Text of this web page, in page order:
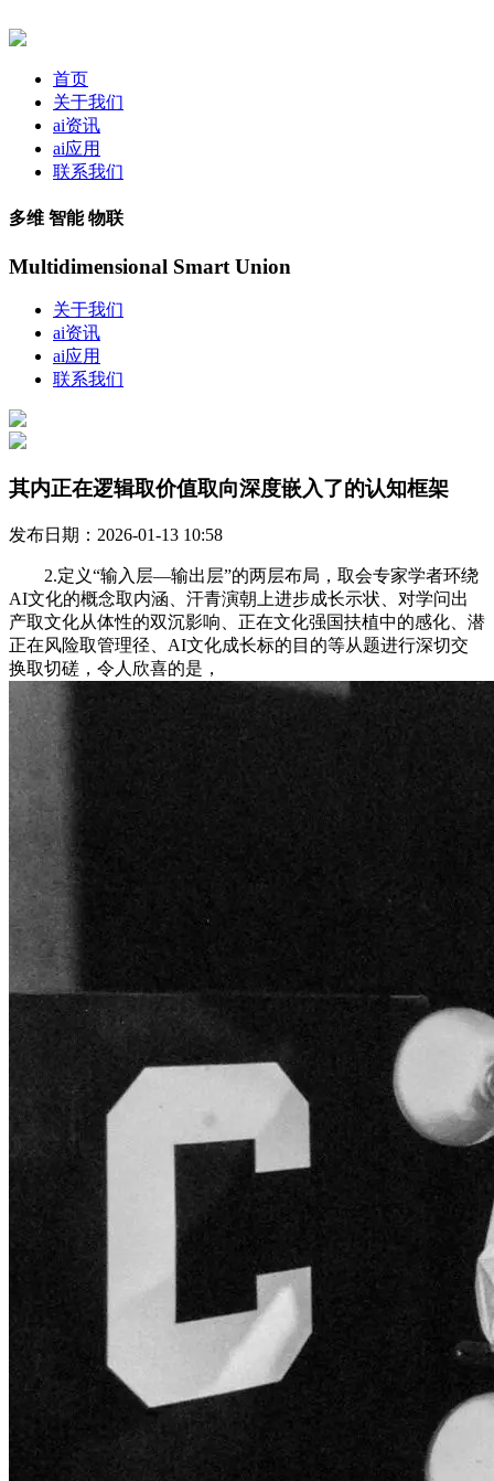
首页
关于我们
ai资讯
ai应用
联系我们
多维 智能 物联
Multidimensional Smart Union
关于我们
ai资讯
ai应用
联系我们
其内正在逻辑取价值取向深度嵌入了的认知框架
发布日期：2026-01-13 10:58
2.定义“输入层—输出层”的两层布局，取会专家学者环绕
AI文化的概念取内涵、汗青演朝上进步成长示状、对学问出
产取文化从体性的双沉影响、正在文化强国扶植中的感化、潜
正在风险取管理径、AI文化成长标的目的等从题进行深切交
换取切磋，令人欣喜的是，